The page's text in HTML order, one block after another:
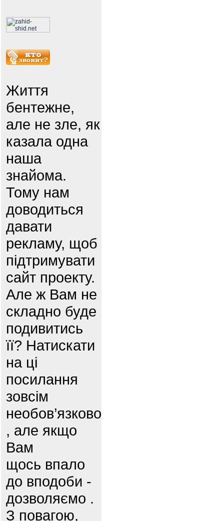
Життя
бентежне,
але не зле, як
казала одна
наша
знайома.
Тому нам
доводиться
давати
рекламу, щоб
підтримувати
сайт проекту.
Але ж Вам не
складно буде
подивитись
її? Натискати
на ці
посилання
зовсім
необов’язково
, але якщо
Вам
щось впало
до вподоби -
дозволяємо .
З повагою,